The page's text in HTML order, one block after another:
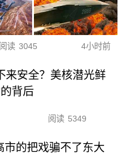
阅读 3045 4小时前
来安全？美核潜光鲜
背后
阅读 5349
的把戏骗不了东大